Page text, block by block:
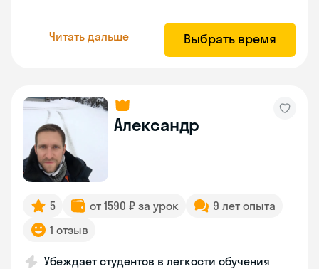
Читать дальше Выбрать время
Александр
5 от 1590 ₽ за урок
9 лет опыта
1 отзыв
Убеждает студентов в легкости обучения